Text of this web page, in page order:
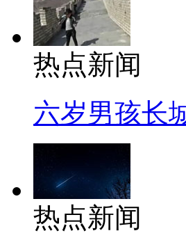
热点新闻
六岁男孩长
热点新闻